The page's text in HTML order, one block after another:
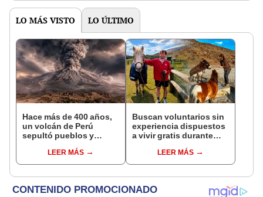
en un paisaje con más
vida
pasado
LO MÁS VISTO LO ÚLTIMO
Hace más de 400 años,
un volcán de Perú
sepultó pueblos y
veranos más fríos de la
historia: sigue bajo
LEER MÁS
Buscan voluntarios sin
experiencia dispuestos
a vivir gratis durante
cuidar caballos, burros
y otros animales
LEER MÁS